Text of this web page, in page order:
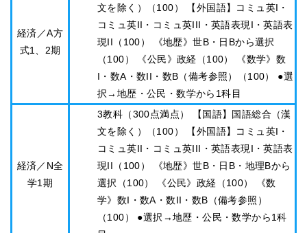
経済／A方
式1、2期
文を除く）（100） 【外国語】コミュ英I・
コミュ英II・コミュ英III・英語表現I・英語表
現II（100） 《地歴》世B・日Bから選択
（100） 《公民》政経（100） 《数学》数
I・数A・数II・数B（備考参照）（100） ●選
択→地歴・公民・数学から1科目
経済／N全
学1期
3教科（300点満点） 【国語】国語総合（漢
文を除く）（100） 【外国語】コミュ英I・
コミュ英II・コミュ英III・英語表現I・英語表
現II（100） 《地歴》世B・日B・地理Bから
選択（100） 《公民》政経（100） 《数
学》数I・数A・数II・数B（備考参照）
（100） ●選択→地歴・公民・数学から1科